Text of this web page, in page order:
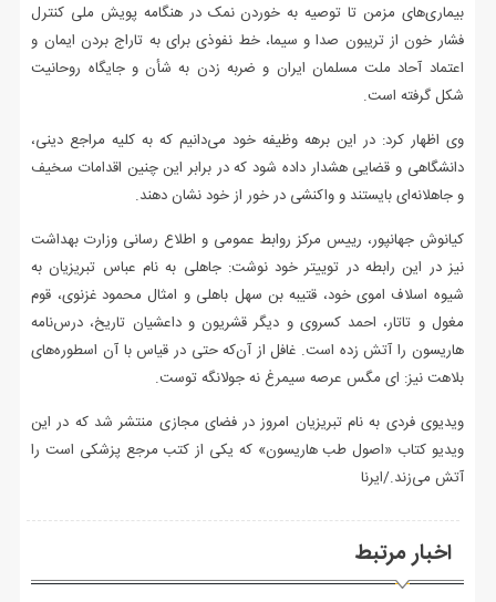
بیماری‌های مزمن تا توصیه به خوردن نمک در هنگامه پویش ملی کنترل
فشار خون از تریبون صدا و سیما، خط نفوذی برای به تاراج بردن ایمان و
اعتماد آحاد ملت مسلمان ایران و ضربه زدن به شأن و جایگاه روحانیت
شکل گرفته است.
وی اظهار کرد: در این برهه وظیفه خود می‌دانیم که به کلیه مراجع دینی،
دانشگاهی و قضایی هشدار داده شود که در برابر این چنین اقدامات سخیف
و جاهلانه‌ای بایستند و واکنشی در خور از خود نشان دهند.
کیانوش جهانپور، رییس مرکز روابط عمومی و اطلاع رسانی وزارت بهداشت
نیز در این رابطه در توییتر خود نوشت: جاهلی به نام عباس تبریزیان به
شیوه اسلاف اموی خود، قتیبه بن سهل باهلی و امثال محمود غزنوی، قوم
مغول و تاتار، احمد کسروی و دیگر قشریون و داعشیان تاریخ، درس‌نامه
هاریسون را آتش زده است. غافل از آن‌که حتی در قیاس با آن اسطوره‌های
بلاهت نیز: ای مگس عرصه سیمرغ نه جولانگه توست.
ویدیوی فردی به نام تبریزیان امروز در فضای مجازی منتشر شد که در این
ویدیو کتاب «اصول طب هاریسون» که یکی از کتب مرجع پزشکی است را
آتش می‌زند./ایرنا
اخبار مرتبط